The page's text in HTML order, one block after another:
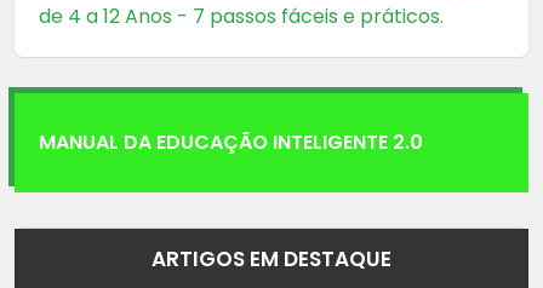
de 4 a 12 Anos - 7 passos fáceis e práticos.
MANUAL DA EDUCAÇÃO INTELIGENTE 2.0
ARTIGOS EM DESTAQUE